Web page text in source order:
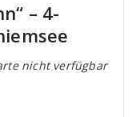
– 4-
nicht verfügbar